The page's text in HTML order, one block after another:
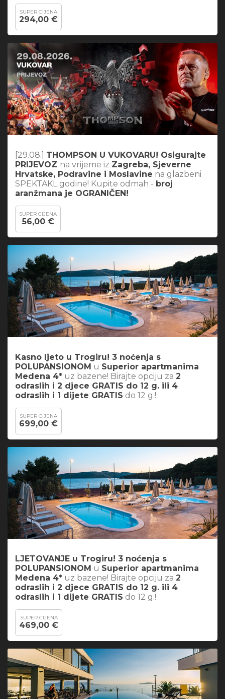
SUPER CIJENA
294,00 €
[29.08.] THOMPSON U VUKOVARU! Osigurajte
PRIJEVOZ na vrijeme iz Zagreba, Sjeverne
Hrvatske, Podravine i Moslavine na glazbeni
SPEKTAKL godine! Kupite odmah - broj
aranžmana je OGRANIČEN!
SUPER CIJENA
56,00 €
Kasno ljeto u Trogiru! 3 noćenja s
POLUPANSIONOM u Superior apartmanima
Medena 4* uz bazene! Birajte opciju za 2
odraslih i 2 djece GRATIS do 12 g. ili 4
odraslih i 1 dijete GRATIS do 12 g.!
SUPER CIJENA
699,00 €
LJETOVANJE u Trogiru! 3 noćenja s
POLUPANSIONOM u Superior apartmanima
Medena 4* uz bazene! Birajte opciju za 2
odraslih i 2 djece GRATIS do 12 g. ili 4
odraslih i 1 dijete GRATIS do 12 g.!
SUPER CIJENA
469,00 €